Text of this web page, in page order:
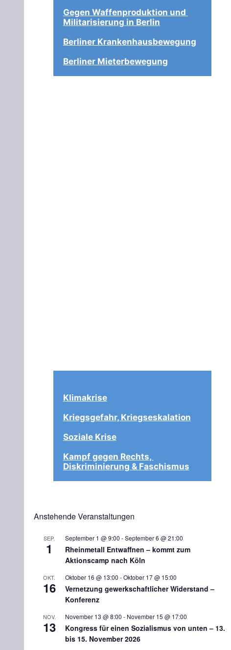
Gegen Waffenproduktion und
Militarisierung in Berlin
Berliner Krankenhausbewegung
Berliner Mieterbewegung
Klimakrise
Kriegsgefahr, Kriegseskalation
Soziale Krise
Kampf gegen Rechts,
Diskriminierung & Faschismus
Anstehende Veranstaltungen
SEP.
1
September 1 @ 9:00 -September 6 @ 21:00
Rheinmetall Entwaffnen – kommt zum
Aktionscamp nach Köln
OKT.
16
Oktober 16 @ 13:00 -Oktober 17 @ 15:00
Vernetzung gewerkschaftlicher Widerstand –
Konferenz
NOV.
13
November 13 @ 8:00 - November 15 @ 17:00
Kongress für einen Sozialismus von unten – 13.
bis 15. November 2026